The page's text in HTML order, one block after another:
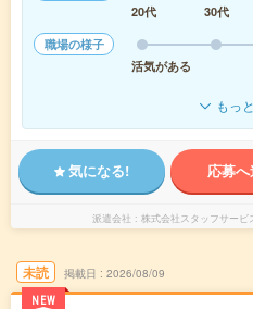
20代
30代
職場の様子
活気がある
もっ
気になる! 応募
派遣会社 株式会社スタッフサービ
未読
NEW
掲載日 2026/08/09